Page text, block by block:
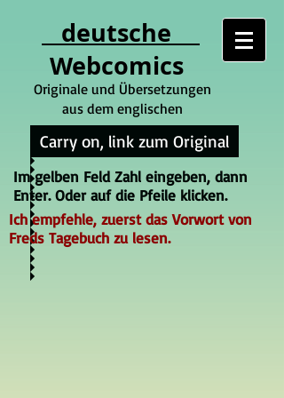
deutsche
Webcomics
Originale und Übersetzungen
aus dem englischen
Carry on, link zum Original
Im gelben Feld Zahl eingeben, dann
Enter. Oder auf die Pfeile klicken.
Ich empfehle, zuerst das Vorwort von
Freds Tagebuch zu lesen.